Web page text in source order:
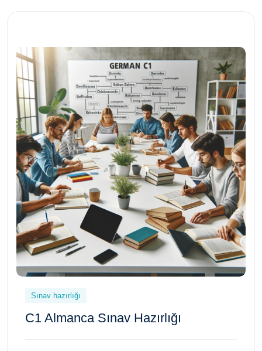
Sınav hazırlığı
C1 Almanca Sınav Hazırlığı